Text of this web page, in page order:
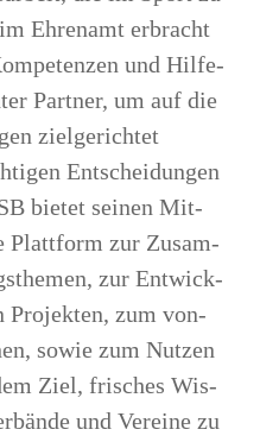
Ehren­amt erbracht
und Hil­fe­
Part­ner, um auf die
ziel­ge­rich­tet
Ent­schei­dun­gen
bie­tet sei­nen Mit­
Platt­form zur Zusam­
zur Ent­wick­
zum von-
sowie zum Nut­zen
Ziel, fri­sches Wis­
und Ver­ei­ne zu